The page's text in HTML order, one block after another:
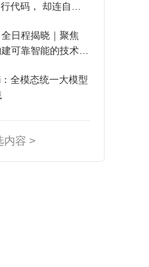
代码， 却连自己
日程揭晓｜聚焦
可靠智能的技术路
全模态统一大模型
内容 >